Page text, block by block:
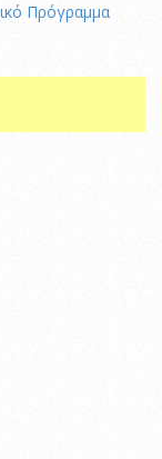
Πρόγραμμα